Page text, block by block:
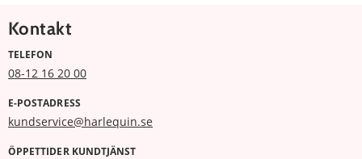
Kontakt
TELEFON
08-12 16 20 00
E-POSTADRESS
kundservice@harlequin.se
ÖPPETTIDER KUNDTJÄNST